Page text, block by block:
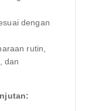
dengan
rutin,
dan